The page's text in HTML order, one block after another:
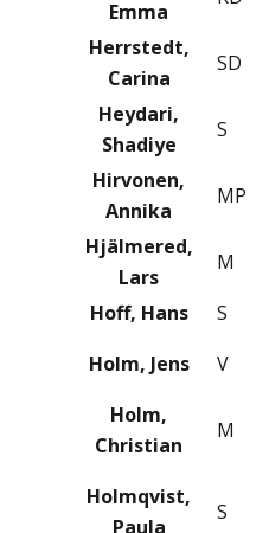
Emma
Herrstedt,
Carina
SD
Heydari,
Shadiye
S
Hirvonen,
Annika
MP
Hjälmered,
Lars
M
Hoff, Hans
S
Holm, Jens
V
Holm,
Christian
M
Holmqvist,
Paula
S